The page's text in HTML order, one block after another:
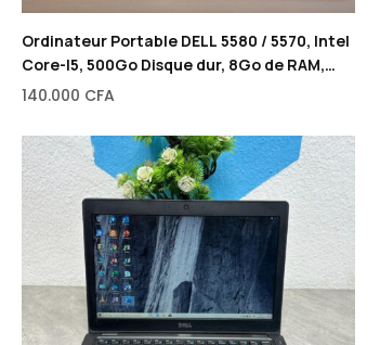
Ordinateur Portable DELL 5580 / 5570, Intel
Core-I5, 500Go Disque dur, 8Go de RAM,
15,6″
140.000 CFA